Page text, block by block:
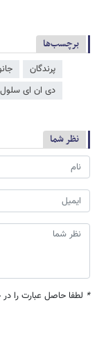
برچسب‌ها
پرندگان
دی ان ای سلول
نظر شما
* لطفا حاصل عبارت را